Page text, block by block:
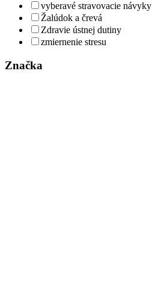
vyberavé stravovacie návyky
Žalúdok a črevá
Zdravie ústnej dutiny
zmiernenie stresu
Značka